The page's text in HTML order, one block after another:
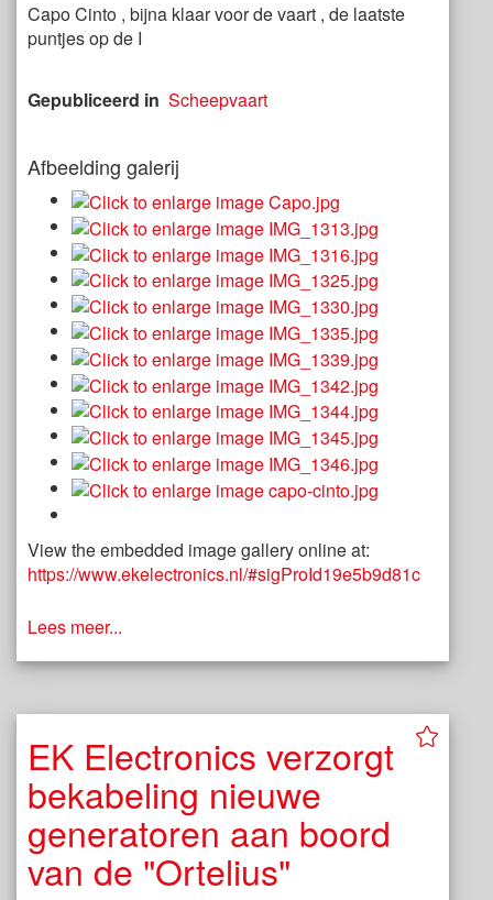
Capo Cinto , bijna klaar voor de vaart , de laatste
puntjes op de I
Gepubliceerd in Scheepvaart
Afbeelding galerij
View the embedded image gallery online at:
https://www.ekelectronics.nl/#sigProId19e5b9d81c
Lees meer...
EK Electronics verzorgt
bekabeling nieuwe
generatoren aan boord
van de "Ortelius"